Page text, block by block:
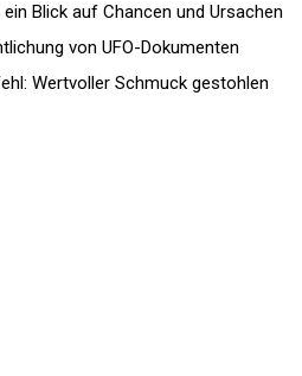
Blick auf Chancen und Ursachen
von UFO-Dokumenten
Wertvoller Schmuck gestohlen